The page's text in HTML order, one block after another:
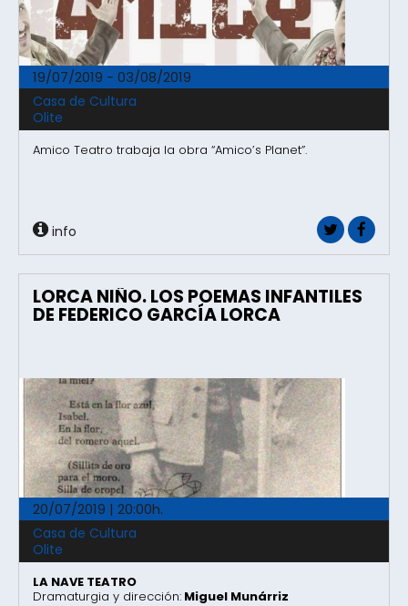
19/07/2019 - 03/08/2019
Casa de Cultura
Olite
Amico Teatro trabaja la obra “Amico’s Planet”.
info
LORCA NIÑO. LOS POEMAS INFANTILES
DE FEDERICO GARCÍA LORCA
20/07/2019 | 20:00h.
Casa de Cultura
Olite
LA NAVE TEATRO
Dramaturgia y dirección: Miguel Munárriz